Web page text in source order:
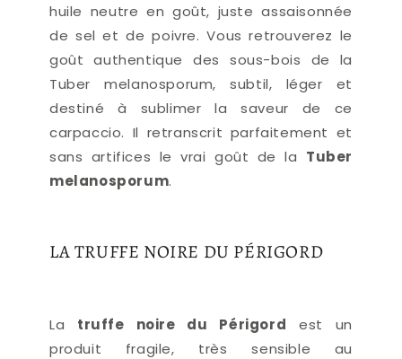
huile neutre en goût, juste assaisonnée
de sel et de poivre. Vous retrouverez le
goût authentique des sous-bois de la
Tuber melanosporum, subtil, léger et
destiné à sublimer la saveur de ce
carpaccio. Il retranscrit parfaitement et
sans artifices le vrai goût de la Tuber
melanosporum.
LA TRUFFE NOIRE DU PÉRIGORD
La truffe noire du Périgord est un
produit fragile, très sensible au